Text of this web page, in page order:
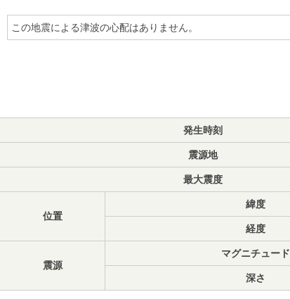
この地震による津波の心配はありません。
発生時刻
震源地
最大震度
位置
緯度
経度
震源
マグニチュード
深さ